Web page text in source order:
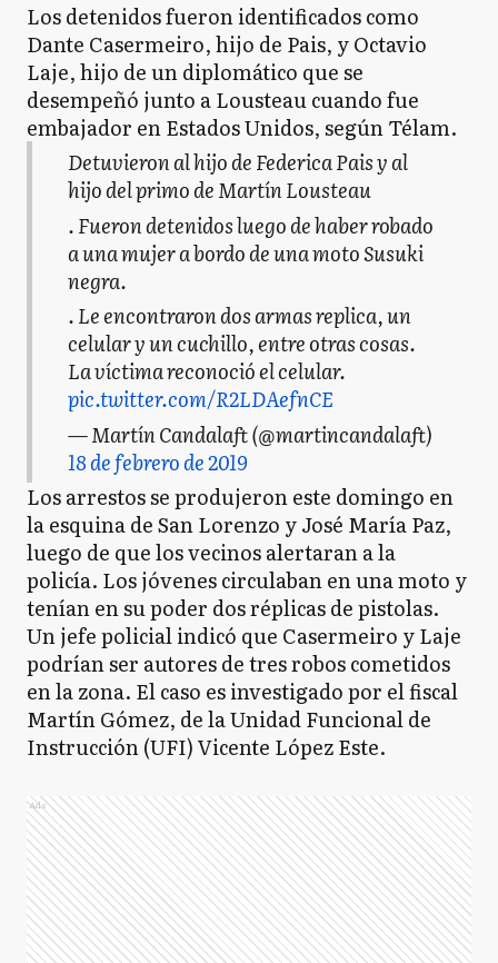
Los detenidos fueron identificados como
Dante Casermeiro, hijo de Pais, y Octavio
Laje, hijo de un diplomático que se
desempeñó junto a Lousteau cuando fue
embajador en Estados Unidos, según Télam.
Detuvieron al hijo de Federica Pais y al
hijo del primo de Martín Lousteau
. Fueron detenidos luego de haber robado
a una mujer a bordo de una moto Susuki
negra.
. Le encontraron dos armas replica, un
celular y un cuchillo, entre otras cosas.
La víctima reconoció el celular.
pic.twitter.com/R2LDAefnCE
— Martín Candalaft (@martincandalaft)
18 de febrero de 2019
Los arrestos se produjeron este domingo en
la esquina de San Lorenzo y José María Paz,
luego de que los vecinos alertaran a la
policía. Los jóvenes circulaban en una moto y
tenían en su poder dos réplicas de pistolas.
Un jefe policial indicó que Casermeiro y Laje
podrían ser autores de tres robos cometidos
en la zona. El caso es investigado por el fiscal
Martín Gómez, de la Unidad Funcional de
Instrucción (UFI) Vicente López Este.
Ads